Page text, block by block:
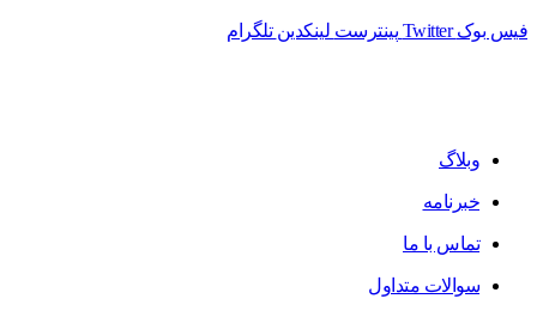
فیس بوک Twitter پینترست لینکدین تلگرام
وبلاگ
خبرنامه
تماس با ما
سوالات متداول